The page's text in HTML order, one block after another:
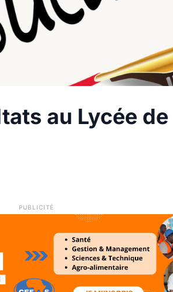
au Lycée de
PUBLICITÉ